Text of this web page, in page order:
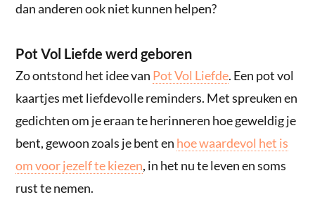
dan anderen ook niet kunnen helpen?
Pot Vol Liefde werd geboren
Zo ontstond het idee van Pot Vol Liefde. Een pot vol
kaartjes met liefdevolle reminders. Met spreuken en
gedichten om je eraan te herinneren hoe geweldig je
bent, gewoon zoals je bent en hoe waardevol het is
om voor jezelf te kiezen, in het nu te leven en soms
rust te nemen.